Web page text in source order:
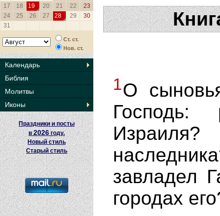
17
18 19 20 21 22
23
24
25 26 27 28 29
30
31
Ст. ст.
Нов. ст.
Календарь
Библия
Молитвы
Иконы
Праздники и посты
в2026 году.
Новый стиль
Старый стиль
1О
завладел
городах